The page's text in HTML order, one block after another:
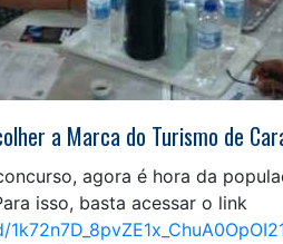
a Marca do Turismo de
agora é hora da
isso, basta acessar o link